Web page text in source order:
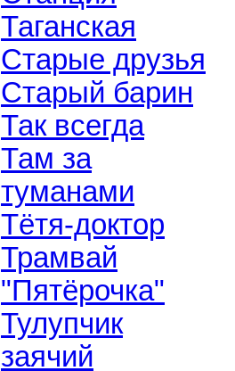
Таганская
Старые друзья
Старый барин
Так всегда
Там за
туманами
Тётя-доктор
Трамвай
"Пятёрочка"
Тулупчик
заячий